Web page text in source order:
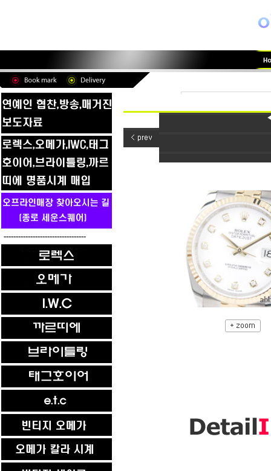
----------------------------------